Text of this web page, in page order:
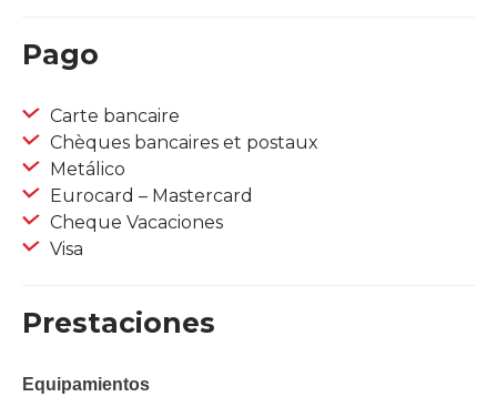
Pago
Carte bancaire
Chèques bancaires et postaux
Metálico
Eurocard – Mastercard
Cheque Vacaciones
Visa
Prestaciones
Equipamientos